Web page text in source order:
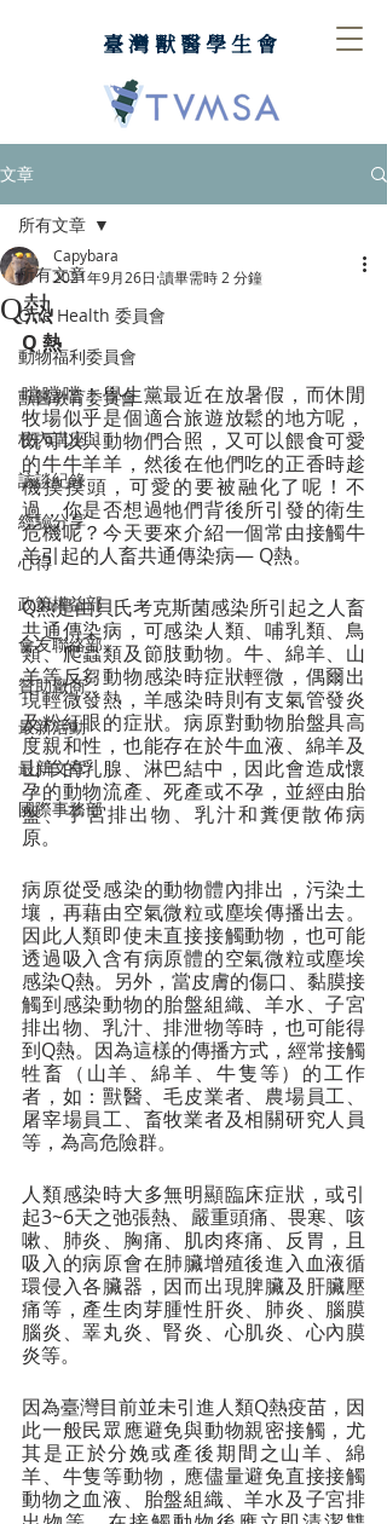
臺灣獸醫學生會
文章
所有文章
One Health 委員會
動物福利委員會
獸醫教育委員會
校內講座
訪談紀錄
經驗分享
心得
政策權益部
會友聯絡部
贊助廠商
最新活動
最新文章
國際事務部
所有文章
Q熱
Capybara
2021年9月26日 讀畢需時 2 分鐘
Q 熱
噹噹噹！學生黨最近在放暑假，而休閒
牧場似乎是個適合旅遊放鬆的地方呢，
既可以與動物們合照，又可以餵食可愛
的牛牛羊羊，然後在他們吃的正香時趁
機摸摸頭，可愛的要被融化了呢！不
過，你是否想過牠們背後所引發的衛生
危機呢？今天要來介紹一個常由接觸牛
羊引起的人畜共通傳染病— Q熱。
Q熱是由貝氏考克斯菌感染所引起之人畜
共通傳染病，可感染人類、哺乳類、鳥
類、爬蟲類及節肢動物。牛、綿羊、山
羊等反芻動物感染時症狀輕微，偶爾出
現輕微發熱，羊感染時則有支氣管發炎
及粉紅眼的症狀。病原對動物胎盤具高
度親和性，也能存在於牛血液、綿羊及
山羊的乳腺、淋巴結中，因此會造成懷
孕的動物流產、死產或不孕，並經由胎
盤、子宮排出物、乳汁和糞便散佈病
原。
病原從受感染的動物體內排出，污染土
壤，再藉由空氣微粒或塵埃傳播出去。
因此人類即使未直接接觸動物，也可能
透過吸入含有病原體的空氣微粒或塵埃
感染Q熱。另外，當皮膚的傷口、黏膜接
觸到感染動物的胎盤組織、羊水、子宮
排出物、乳汁、排泄物等時，也可能得
到Q熱。因為這樣的傳播方式，經常接觸
牲畜（山羊、綿羊、牛隻等）的工作
者，如：獸醫、毛皮業者、農場員工、
屠宰場員工、畜牧業者及相關研究人員
等，為高危險群。
人類感染時大多無明顯臨床症狀，或引
起3~6天之弛張熱、嚴重頭痛、畏寒、咳
嗽、肺炎、胸痛、肌肉疼痛、反胃，且
吸入的病原會在肺臟增殖後進入血液循
環侵入各臟器，因而出現脾臟及肝臟壓
痛等，產生肉芽腫性肝炎、肺炎、腦膜
腦炎、睪丸炎、腎炎、心肌炎、心內膜
炎等。
因為臺灣目前並未引進人類Q熱疫苗，因
此一般民眾應避免與動物親密接觸，尤
其是正於分娩或產後期間之山羊、綿
羊、牛隻等動物，應儘量避免直接接觸
動物之血液、胎盤組織、羊水及子宮排